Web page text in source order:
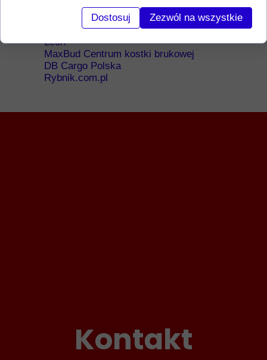
Dziękujemy bardzo!
Dziękujemy za wsparcie:
Rybnik.eu - Miasto Rybnik
Leon
MaxBud Centrum kostki brukowej
DB Cargo Polska
Rybnik.com.pl
Kontakt
Dostosuj Zezwól na wszystkie